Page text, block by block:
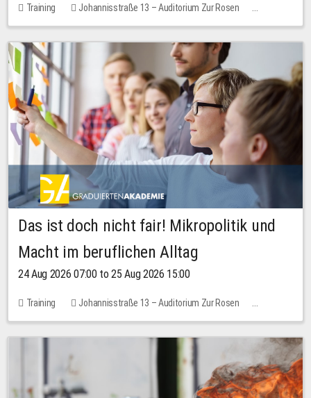
Training
Johannisstraße 13 – Auditorium Zur Rosen
No free places
Das ist doch nicht fair! Mikropolitik und
Macht im beruflichen Alltag
24 Aug 2026 07:00 to 25 Aug 2026 15:00
Training
Johannisstraße 13 – Auditorium Zur Rosen
1 place
30.00 EUR